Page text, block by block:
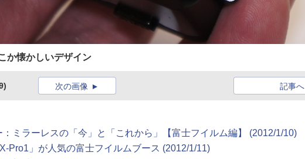
か懐かしいデザイン
記事へ
次の画像
：ミラーレスの「今」と「これから」【富士フイルム編】 (2012/1/10)
Pro1」が人気の富士フイルムブース (2012/1/11)